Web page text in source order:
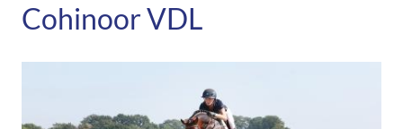
Cohinoor VDL